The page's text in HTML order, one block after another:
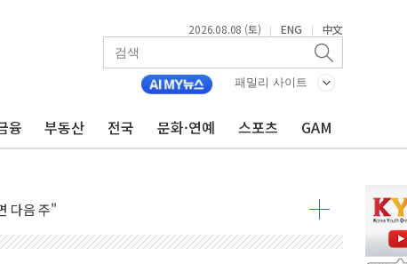
2026.08.08 (토) | ENG | 中文
패밀리 사이트
융 부동산 전국 문화·연예 스포츠 GAM
결 전망 우세
… 이스라엘·이란 위협에 맞설 자체 억지력 강화
트럼프 제동
이상 '올스톱'… 美 해상봉쇄 영향